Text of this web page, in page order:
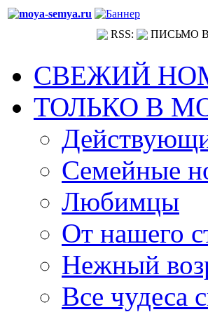
RSS: ПИСЬМО
СВЕЖИЙ
ТОЛЬКО В
Семейные
Любимцы
От нашего
Нежный
Все чудеса